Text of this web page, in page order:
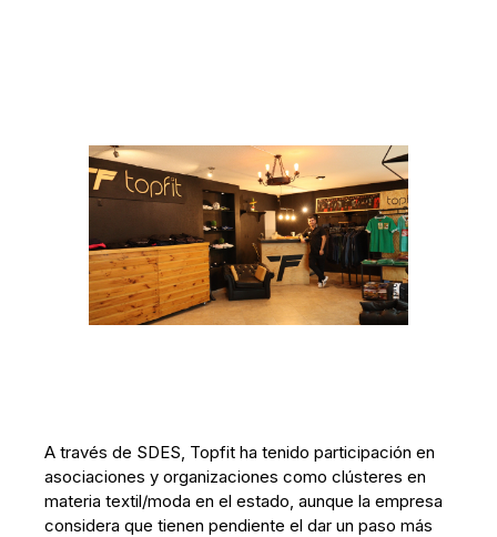
A través de SDES, Topfit ha tenido participación en
asociaciones y organizaciones como clústeres en
materia textil/moda en el estado, aunque la empresa
considera que tienen pendiente el dar un paso más